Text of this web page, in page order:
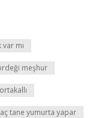
mı
meşhur
tane yumurta yapar